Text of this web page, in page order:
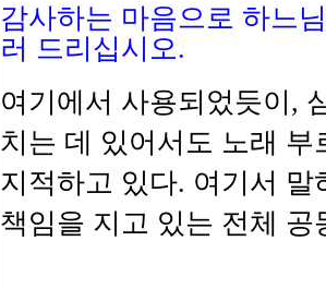
감사하는 마음으로 하느
러 드리십시오.
여기에서 사용되었듯이,
치는 데 있어서도 노래 부
지적하고 있다. 여기서 말
책임을 지고 있는 전체 공